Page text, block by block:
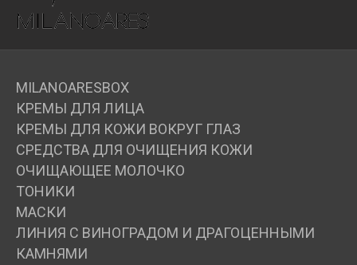
КАК ПРАВИЛЬНО ВЫБРАТЬ КРЕМ
ДОСТАВКА
ОПЛАТА
ДЛЯ ПРОФЕССИОНАЛОВ
MILANOARESBOX
КРЕМЫ ДЛЯ ЛИЦА
КРЕМЫ ДЛЯ КОЖИ ВОКРУГ ГЛАЗ
СРЕДСТВА ДЛЯ ОЧИЩЕНИЯ КОЖИ
ОЧИЩАЮЩЕЕ МОЛОЧКО
ТОНИКИ
МАСКИ
ЛИНИЯ С ВИНОГРАДОМ И ДРАГОЦЕННЫМИ
КАМНЯМИ